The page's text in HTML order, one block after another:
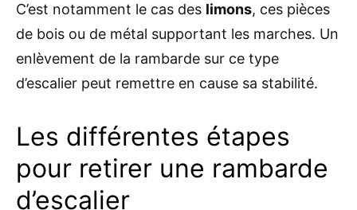
C’est notamment le cas des limons, ces pièces
de bois ou de métal supportant les marches. Un
enlèvement de la rambarde sur ce type
d’escalier peut remettre en cause sa stabilité.
Les différentes étapes
pour retirer une rambarde
d’escalier